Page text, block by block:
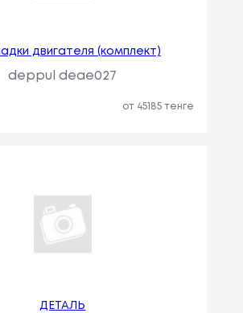
двигателя (комплект)
deppul deae027
от 45185 тенге
ДЕТАЛЬ